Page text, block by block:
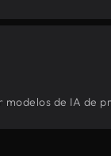
de IA de